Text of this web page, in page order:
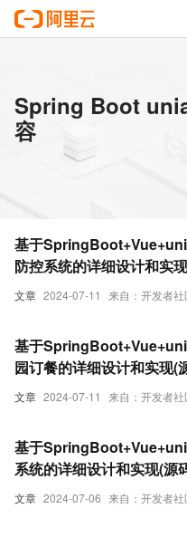
Spring Boot
容
文章 2024-07-11 来自：开发者社
基于
防控系统的详细设计和实
文档+讲解等)
文章 2024-07-11 来自：开发者社
基于
园订餐的详细设计和实现(
档+讲解等)
文章 2024-07-06 来自：开发者社
基于
系统的详细设计和实现(源
+讲解等)